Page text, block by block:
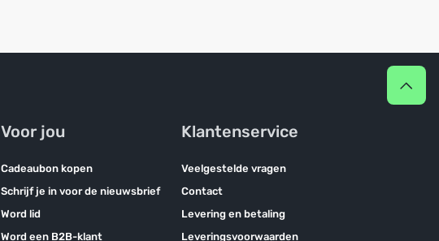
Voor jou
Cadeaubon kopen
Schrijf je in voor de nieuwsbrief
Word lid
Word een B2B-klant
Klantenservice
Veelgestelde vragen
Contact
Levering en betaling
Leveringsvoorwaarden